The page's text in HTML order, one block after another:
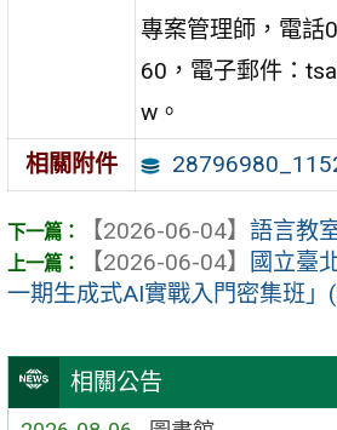
相關公告
專案管理師，電話
60，電子郵件：
w。
相關附件
【2026-06-04】 語言教
【2026-06-04】
國立臺
一期生成式AI實戰入門密集班」